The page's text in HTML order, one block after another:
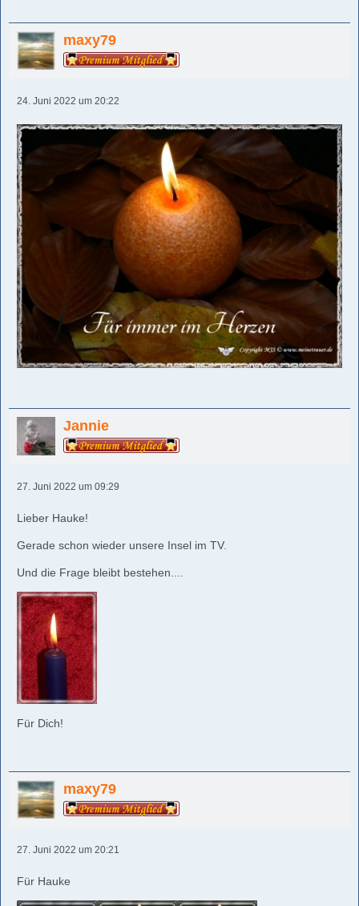
maxy79
24. Juni 2022 um 20:22
Jannie
27. Juni 2022 um 09:29
Lieber Hauke!
Gerade schon wieder unsere Insel im TV.
Und die Frage bleibt bestehen....
Für Dich!
maxy79
27. Juni 2022 um 20:21
Für Hauke